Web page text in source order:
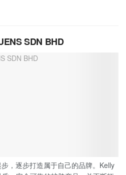
SDN BHD
，逐步打造属于自己的品牌。Kelly